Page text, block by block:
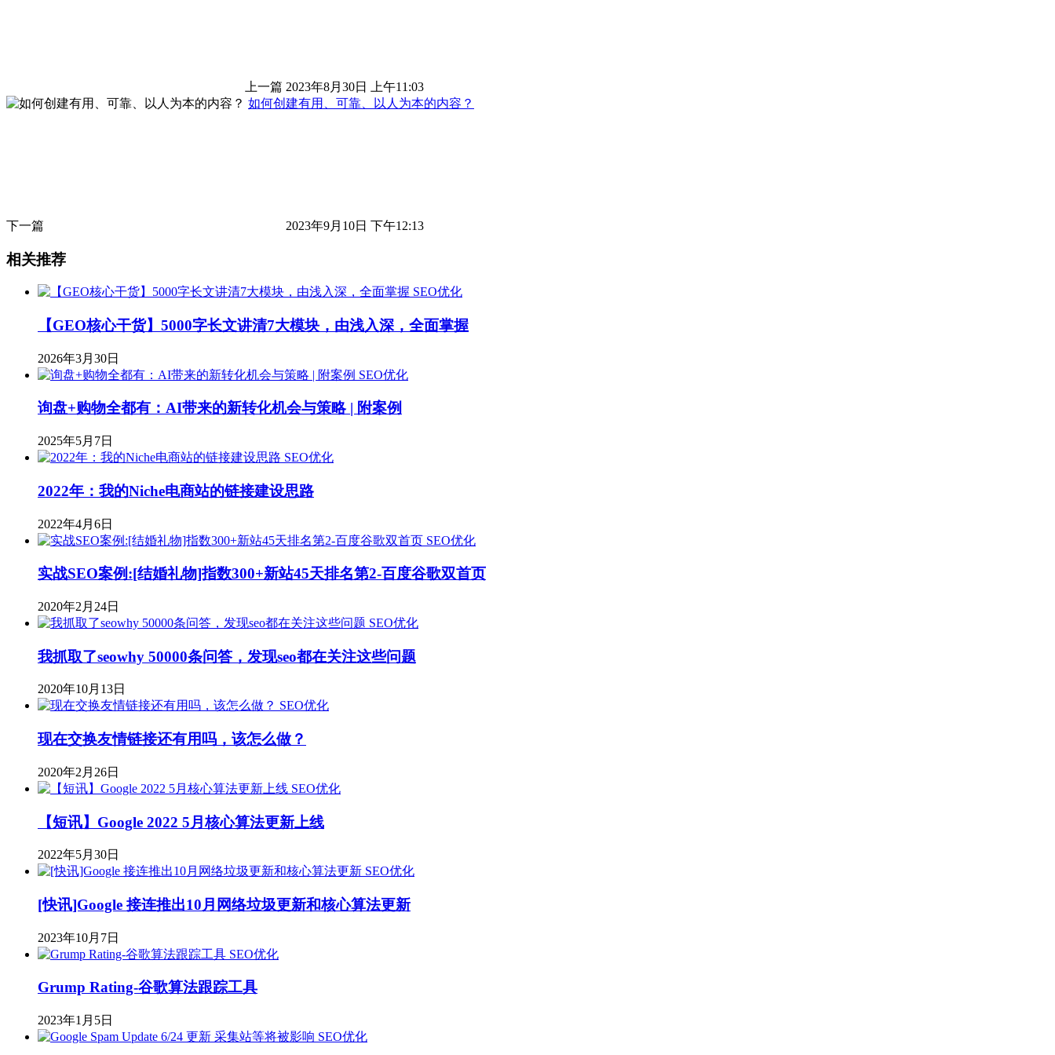
上一篇 2023年8月30日 上午11:03
如何创建有用、可靠、以人为本的内容？
下一篇 2023年9月10日 下午12:13
相关推荐
SEO优化
【GEO核心干货】5000字长文讲清7大模块，由浅入深，全面掌握
2026年3月30日
SEO优化
询盘+购物全都有：AI带来的新转化机会与策略 | 附案例
2025年5月7日
SEO优化
2022年：我的Niche电商站的链接建设思路
2022年4月6日
SEO优化
实战SEO案例:[结婚礼物]指数300+新站45天排名第2-百度谷歌双首页
2020年2月24日
SEO优化
我抓取了seowhy 50000条问答，发现seo都在关注这些问题
2020年10月13日
SEO优化
现在交换友情链接还有用吗，该怎么做？
2020年2月26日
SEO优化
【短讯】Google 2022 5月核心算法更新上线
2022年5月30日
SEO优化
[快讯]Google 接连推出10月网络垃圾更新和核心算法更新
2023年10月7日
SEO优化
Grump Rating-谷歌算法跟踪工具
2023年1月5日
SEO优化